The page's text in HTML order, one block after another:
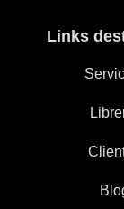
Links